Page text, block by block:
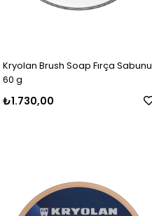
Kryolan Brush Soap Fırça Sabunu
60 g
₺1.730,00